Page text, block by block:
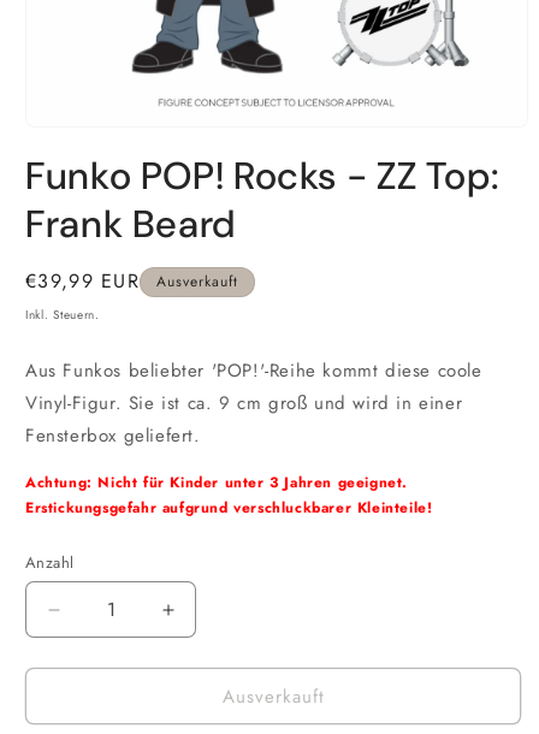
in
Modal
öffnen
Funko POP! Rocks - ZZ Top:
Frank Beard
Normaler
Preis
€39,99 EUR Ausverkauft
Inkl. Steuern.
Aus Funkos beliebter 'POP!'-Reihe kommt diese coole
Vinyl-Figur. Sie ist ca. 9 cm groß und wird in einer
Fensterbox geliefert.
Achtung: Nicht für Kinder unter 3 Jahren geeignet.
Erstickungsgefahr aufgrund verschluckbarer Kleinteile!
Anzahl
Verringere
die
Menge
Funko
Erhöhe
die
Menge
Funko
Ausverkauft